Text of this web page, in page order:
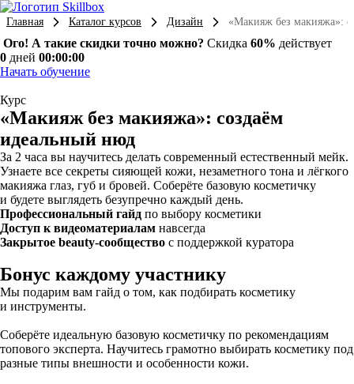
Главная Каталог курсов Дизайн «Макияж без макияжа»:
Ого! А такие скидки точно можно? Скидка 60% действует
0 дней 00:00:00
Начать обучение
Курс
«Макияж без макияжа»: создаём
идеальный нюд
За 2 часа вы научитесь делать современный естественный мейк.
Узнаете все секреты сияющей кожи, незаметного тона и лёгкого
макияжа глаз, губ и бровей. Соберёте базовую косметичку
и будете выглядеть безупречно каждый день.
Профессиональный гайд по выбору косметики
Доступ к видеоматериалам навсегда
Закрытое beauty-сообщество с поддержкой куратора
Бонус каждому участнику
Мы подарим вам гайд о том, как подбирать косметику
и инструменты.
Соберёте идеальную базовую косметичку по рекомендациям
топового эксперта. Научитесь грамотно выбирать косметику под
разные типы внешности и особенности кожи.